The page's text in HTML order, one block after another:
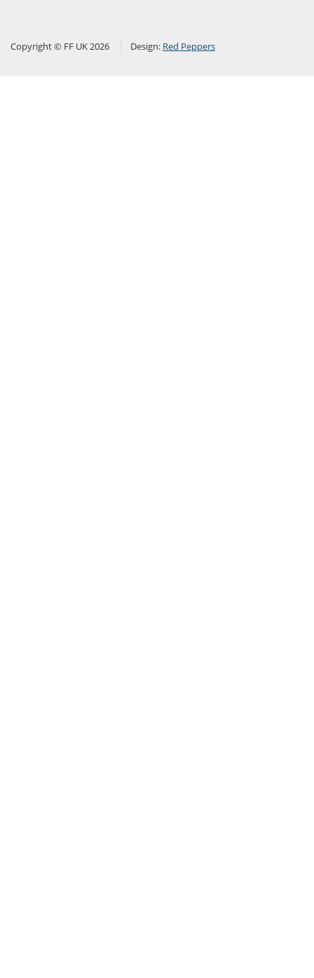
Copyright © FF UK 2026 Design: Red Peppers